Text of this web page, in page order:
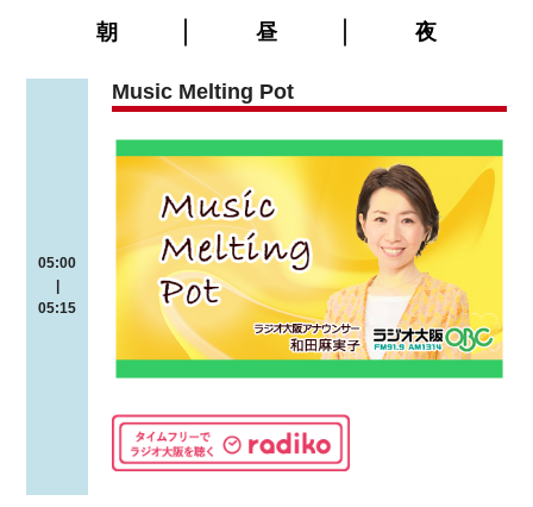
朝 昼 夜
05:00
05:15
Music Melting Pot